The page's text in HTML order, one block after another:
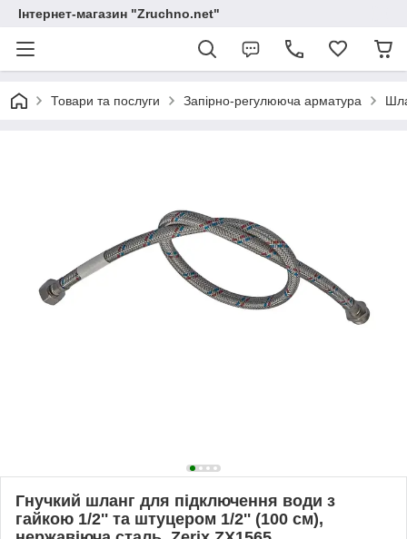
Інтернет-магазин "Zruchno.net"
Товари та послуги Запірно-регулююча арматура
Гнучкий шланг для підключення води з
гайкою 1/2'' та штуцером 1/2'' (100 см),